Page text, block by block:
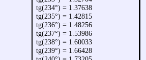
tg(234°) = 1.37638
tg(235°) = 1.42815
tg(236°) = 1.48256
tg(237°) = 1.53986
tg(238°) = 1.60033
tg(239°) = 1.66428